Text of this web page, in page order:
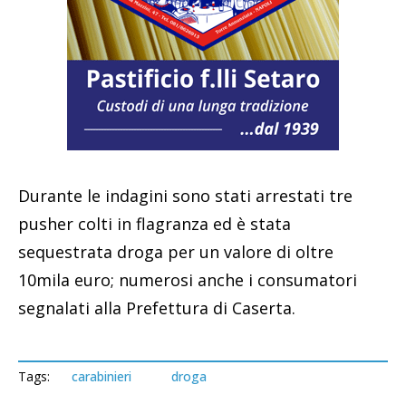
Durante le indagini sono stati arrestati tre
pusher colti in flagranza ed è stata
sequestrata droga per un valore di oltre
10mila euro; numerosi anche i consumatori
segnalati alla Prefettura di Caserta.
Tags: carabinieri droga